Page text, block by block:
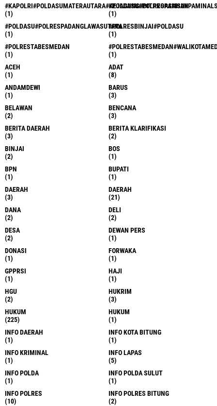
(1)
#POLDASU#POLRESASAHAN
(1)
#POLDASU#POLRESPADANGLAWASUTARA
(1)
#POLRESBINJAI#POLDASU
(1)
#POLRESTABESMEDAN
(1)
(1)
ACEH
(1)
ADAT
(8)
ANDAMDEWI
(1)
BARUS
(3)
BELAWAN
(2)
BENCANA
(3)
BERITA DAERAH
(3)
BERITA KLARIFIKASI
(2)
BINJAI
(2)
BOS
(1)
BPN
(1)
BUPATI
(1)
DAERAH
(3)
DAERAH
(21)
DANA
(2)
DELI
(2)
DESA
(2)
DEWAN PERS
(1)
DONASI
(1)
FORWAKA
(1)
GPPRSI
(1)
HAJI
(1)
HGU
(2)
HUKRIM
(3)
HUKUM
(225)
HUKUM
(1)
INFO DAERAH
(1)
INFO KOTA BITUNG
(1)
INFO KRIMINAL
(1)
INFO LAPAS
(5)
INFO POLDA
(1)
INFO POLDA SULUT
(1)
INFO POLRES
(10)
INFO POLRES BITUNG
(2)